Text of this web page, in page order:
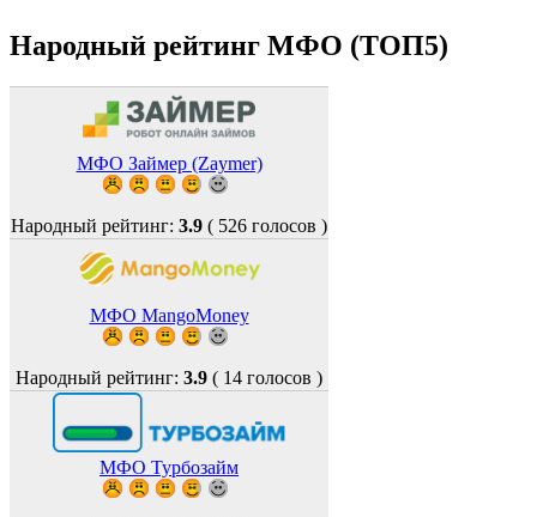
Народный рейтинг МФО (ТОП5)
МФО Займер (Zaymer)
Народный рейтинг: 3.9 ( 526 голосов )
МФО MangoMoney
Народный рейтинг: 3.9 ( 14 голосов )
МФО Турбозайм